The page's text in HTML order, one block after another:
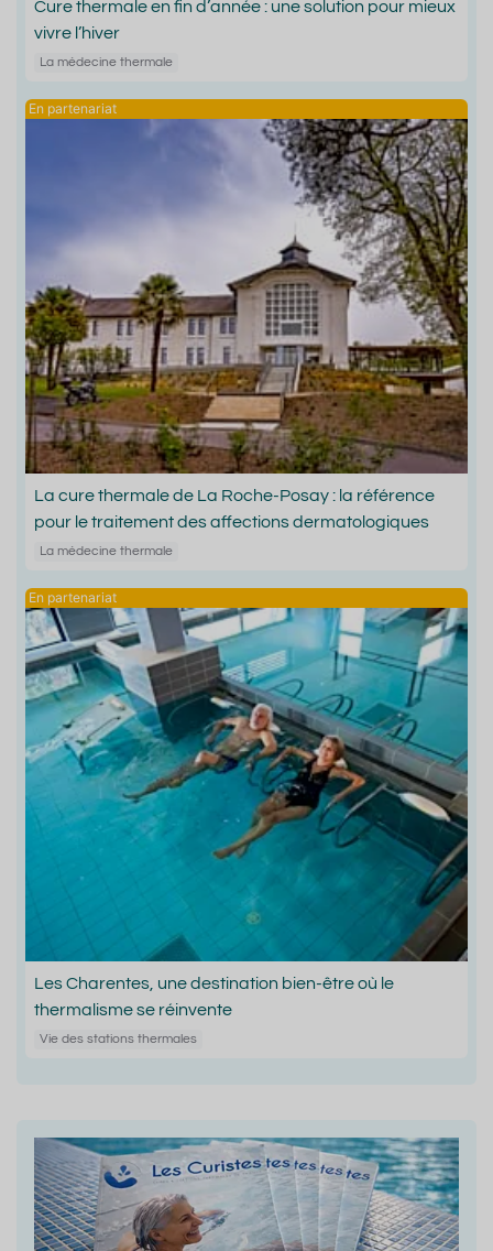
Cure thermale en fin d’année : une solution pour mieux
vivre l’hiver
La médecine thermale
La cure thermale de La Roche-Posay : la référence
pour le traitement des affections dermatologiques
La médecine thermale
Les Charentes, une destination bien-être où le
thermalisme se réinvente
Vie des stations thermales